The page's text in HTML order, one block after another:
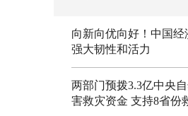
向新向优向好！中国经
强大韧性和活力
两部门预拨3.3亿中央
害救灾资金 支持8省份